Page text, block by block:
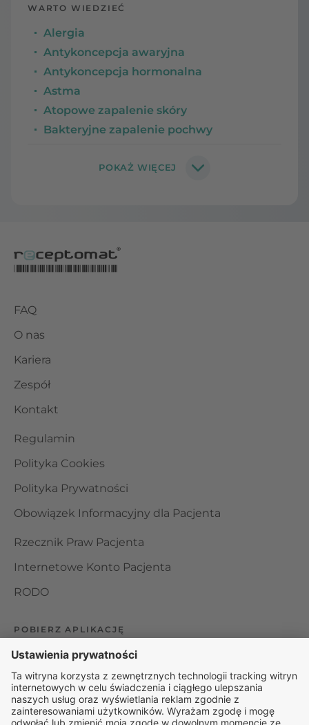
WARTO WIEDZIEĆ
Alergia
Antykoncepcja awaryjna
Antykoncepcja hormonalna
Astma
Atopowe zapalenie skóry
Bakteryjne zapalenie pochwy
FAQ
O nas
Kariera
Zespół
Kontakt
Regulamin
Polityka Cookies
Polityka Prywatności
Obowiązek Informacyjny dla Pacjenta
Rzecznik Praw Pacjenta
Internetowe Konto Pacjenta
RODO
POBIERZ APLIKACJĘ
Organizator udzielania świadczeń telemedycznych jest
podmiotem leczniczym w rozumieniu ustawy z dnia 15